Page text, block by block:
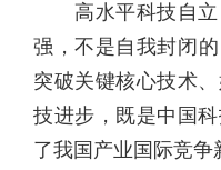
高水平科技自立
强，不是自我封闭
突破关键核心技术
技进步，既是中国
了我国产业国际竞争